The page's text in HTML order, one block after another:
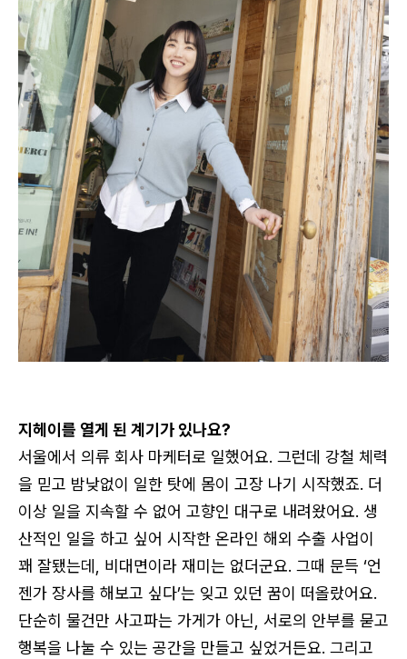
지헤이를 열게 된 계기가 있나요?
서울에서 의류 회사 마케터로 일했어요. 그런데 강철 체력
을 믿고 밤낮없이 일한 탓에 몸이 고장 나기 시작했죠. 더
이상 일을 지속할 수 없어 고향인 대구로 내려왔어요. 생
산적인 일을 하고 싶어 시작한 온라인 해외 수출 사업이
꽤 잘됐는데, 비대면이라 재미는 없더군요. 그때 문득 ‘언
젠가 장사를 해보고 싶다’는 잊고 있던 꿈이 떠올랐어요.
단순히 물건만 사고파는 가게가 아닌, 서로의 안부를 묻고
행복을 나눌 수 있는 공간을 만들고 싶었거든요. 그리고
로그인